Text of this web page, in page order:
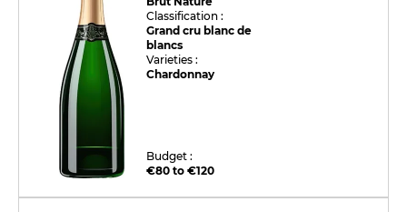
Classification :
Grand cru blanc de
blancs
Varieties :
Chardonnay
Budget :
€80 to €120